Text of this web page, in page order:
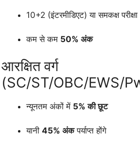
10+2 (इंटरमीडिएट) या समकक्ष परीक्षा
कम से कम 50% अंक
आरक्षित वर्ग
(SC/ST/OBC/EWS/
न्यूनतम अंकों में 5% की छूट
यानी 45% अंकपर्याप्त होंगे